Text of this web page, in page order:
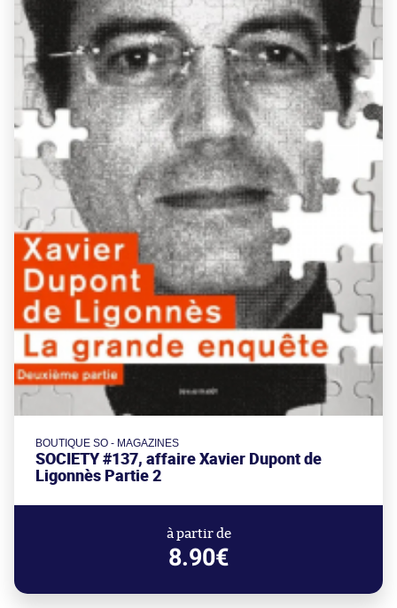
BOUTIQUE SO - MAGAZINES
SOCIETY #137, affaire Xavier Dupont de
Ligonnès Partie 2
à partir de
8.90€